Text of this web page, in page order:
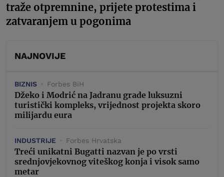
traže otpremnine, prijete protestima i
zatvaranjem u pogonima
NAJNOVIJE
BIZNIS Forbes BiH
Džeko i Modrić na Jadranu grade luksuzni
turistički kompleks, vrijednost projekta skoro
milijardu eura
INDUSTRIJE Forbes Hrvatska
Treći unikatni Bugatti nazvan je po vrsti
srednjovjekovnog viteškog konja i visok samo
metar